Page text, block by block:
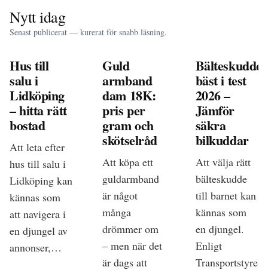
Nytt idag
Senast publicerat — kurerat för snabb läsning.
Hus till
salu i
Lidköping
– hitta rätt
bostad
Att leta efter
hus till salu i
Lidköping kan
kännas som
att navigera i
en djungel av
annonser,…
Guld
armband
dam 18K:
pris per
gram och
skötselråd
Att köpa ett
guldarmband
är något
många
drömmer om
– men när det
är dags att
Bälteskudde
bäst i test
2026 –
Jämför
säkra
bilkuddar
Att välja rätt
bälteskudde
till barnet kan
kännas som
en djungel.
Enligt